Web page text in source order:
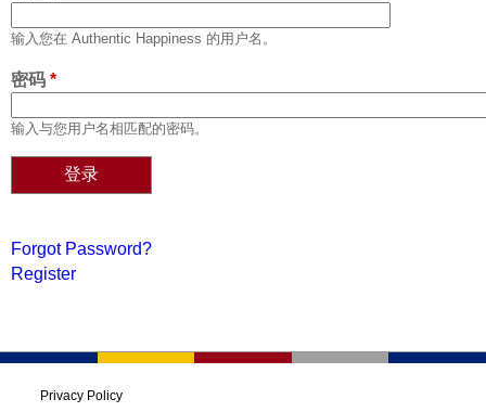
输入您在 Authentic Happiness 的用户名。
密码 *
输入与您用户名相匹配的密码。
Forgot Password?
Register
Privacy Policy